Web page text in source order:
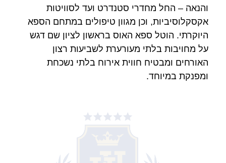
– החל מחדרי סטנדרט ועד לסוויטות
וכן מגוון טיפולים במתחם הספא
הוטל ספא האוס בראשון לציון שם דגש
מחויבות בלתי מעורערת לשביעות רצון
ומבטיח חווית אירוח בלתי נשכחת
במיוחד.